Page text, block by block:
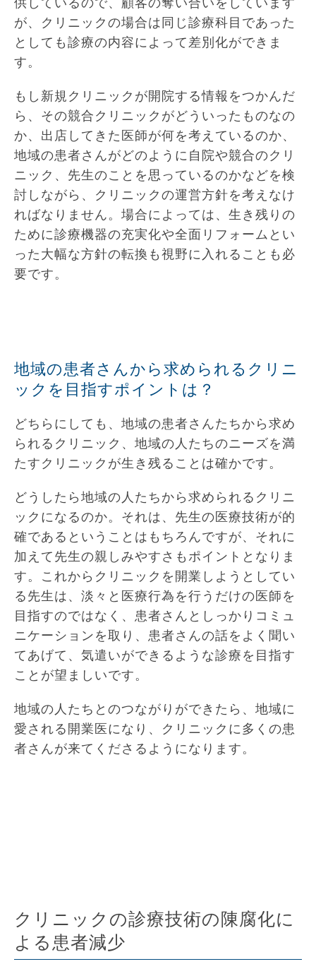
供しているので、顧客の奪い合いをしています
が、クリニックの場合は同じ診療科目であった
としても診療の内容によって差別化ができま
す。
もし新規クリニックが開院する情報をつかんだ
ら、その競合クリニックがどういったものなの
か、出店してきた医師が何を考えているのか、
地域の患者さんがどのように自院や競合のクリ
ニック、先生のことを思っているのかなどを検
討しながら、クリニックの運営方針を考えなけ
ればなりません。場合によっては、生き残りの
ために診療機器の充実化や全面リフォームとい
った大幅な方針の転換も視野に入れることも必
要です。
地域の患者さんから求められるクリニ
ックを目指すポイントは？
どちらにしても、地域の患者さんたちから求め
られるクリニック、地域の人たちのニーズを満
たすクリニックが生き残ることは確かです。
どうしたら地域の人たちから求められるクリニ
ックになるのか。それは、先生の医療技術が的
確であるということはもちろんですが、それに
加えて先生の親しみやすさもポイントとなりま
す。これからクリニックを開業しようとしてい
る先生は、淡々と医療行為を行うだけの医師を
目指すのではなく、患者さんとしっかりコミュ
ニケーションを取り、患者さんの話をよく聞い
てあげて、気遣いができるような診療を目指す
ことが望ましいです。
地域の人たちとのつながりができたら、地域に
愛される開業医になり、クリニックに多くの患
者さんが来てくださるようになります。
クリニックの診療技術の陳腐化に
よる患者減少